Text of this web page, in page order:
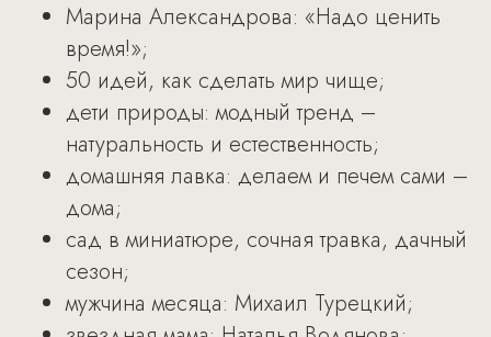
Марина Александрова: «Надо ценить
время!»;
50 идей, как сделать мир чище;
дети природы: модный тренд –
натуральность и естественность;
домашняя лавка: делаем и печем сами –
дома;
сад в миниатюре, сочная травка, дачный
сезон;
мужчина месяца: Михаил Турецкий;